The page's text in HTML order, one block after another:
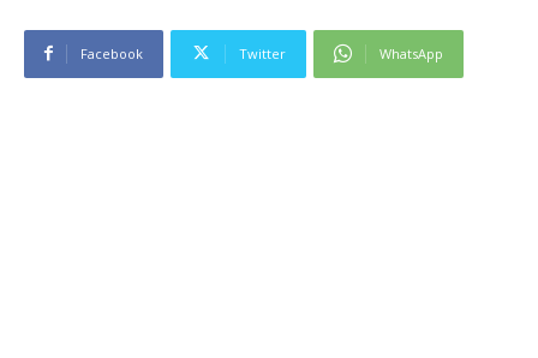
Facebook Twitter WhatsApp